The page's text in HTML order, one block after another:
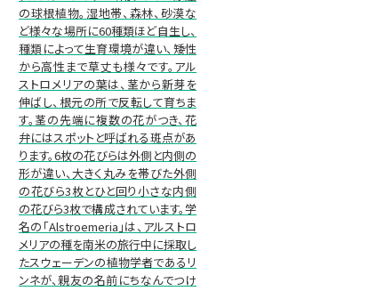
の球根植物。湿地帯、森林、砂漠な
ど様々な場所に60種類ほど自生し、
種類によって生育環境が違い、矮性
から高性まで草丈も様々です。アル
ストロメリアの葉は、茎から新芽を
伸ばし、根元の所で反転して育ちま
す。茎の先端に複数の花がつき、花
弁にはスポットと呼ばれる斑点があ
ります。6枚の花びらは外側と内側の
形が違い、大きく丸みを帯びた外側
の花びら3枚とひと回り小さな内側
の花びら3枚で構成されています。学
名の「Alstroemeria」は、アルストロ
メリアの種を南米の旅行中に採取し
たスウェーデンの植物学者であるリ
ンネが、親友の名前にちなんでつけ